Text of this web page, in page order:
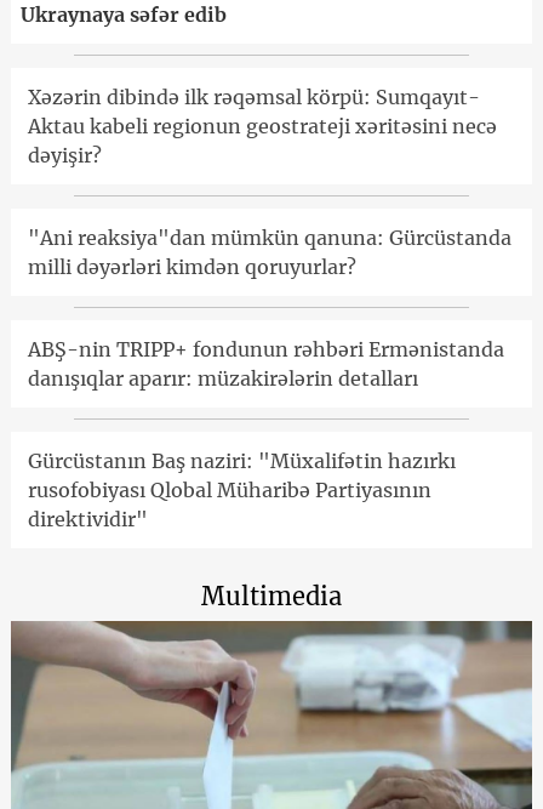
Ukraynaya səfər edib
Xəzərin dibində ilk rəqəmsal körpü: Sumqayıt-
Aktau kabeli regionun geostrateji xəritəsini necə
dəyişir?
"Ani reaksiya"dan mümkün qanuna: Gürcüstanda
milli dəyərləri kimdən qoruyurlar?
ABŞ-nin TRIPP+ fondunun rəhbəri Ermənistanda
danışıqlar aparır: müzakirələrin detalları
Gürcüstanın Baş naziri: "Müxalifətin hazırkı
rusofobiyası Qlobal Müharibə Partiyasının
direktividir"
Multimedia